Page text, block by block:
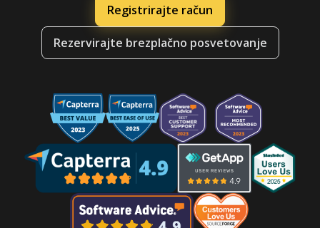
Registrirajte račun
Rezervirajte brezplačno posvetovanje